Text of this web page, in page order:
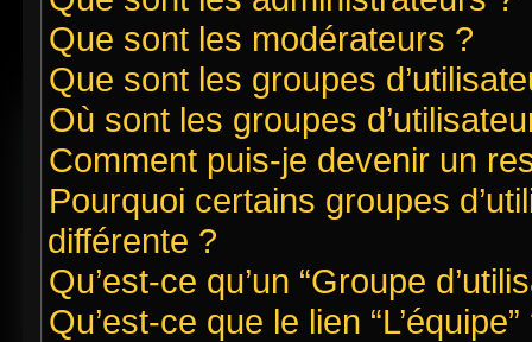
Que sont les modérateurs ?
Que sont les groupes
Où sont les groupes
Comment puis-je devenir un
Pourquoi certains groupes
différente ?
Qu’est-ce qu’un “Groupe
Qu’est-ce que le lien “L’équipe”